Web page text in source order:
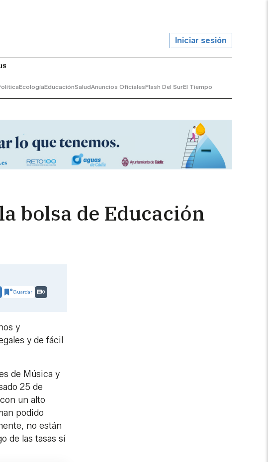
Iniciar sesión
EcologíaEducaciónSaludAnuncios OficialesFlash Del SurEl Tiempo
bolsa de Educación
Guardar 0
y
y de fácil
de Música y
25 de
un alto
podido
no están
de las tasas sí